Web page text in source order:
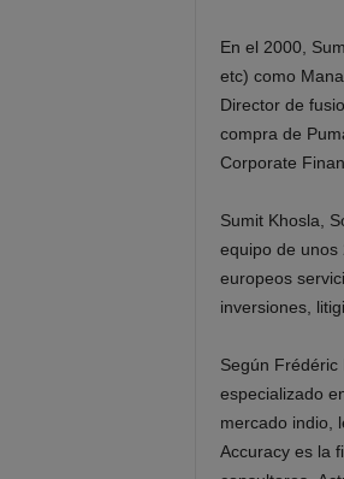
En el 2000,
etc) como
Director de
compra de
Corporate
Sumit Khosla,
equipo de unos
europeos
inversiones,
Según Frédéric
especializado
mercado indio,
Accuracy es la